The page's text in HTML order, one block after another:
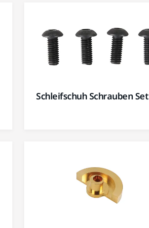
Schleifschuh Schrauben Set